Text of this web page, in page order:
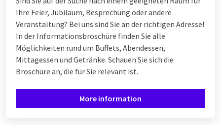
Ihre Feier, Jubiläum, Besprechung oder andere
Veranstaltung? Bei uns sind Sie an der richtigen Adresse!
In der Informationsbroschüre finden Sie alle
Möglichkeiten rund um Buffets, Abendessen,
Mittagessen und Getränke. Schauen Sie sich die
Broschüre an, die für Sie relevant ist.
More information